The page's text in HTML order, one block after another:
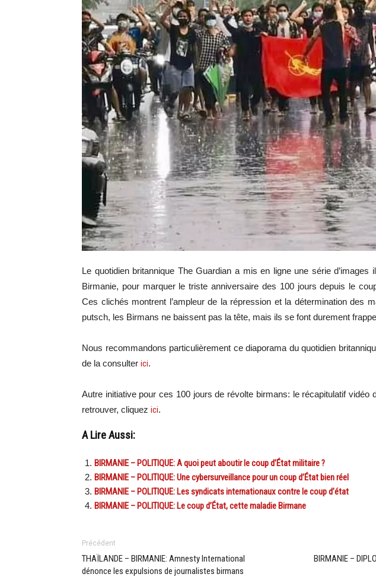
Le quotidien britannique The Guardian a mis en ligne une série
Birmanie, pour marquer le triste anniversaire des 100 jours depuis le
Ces clichés montrent l’ampleur de la répression et la détermination des
putsch, les Birmans ne baissent pas la tête, mais ils se font durement
Nous recommandons particulièrement ce diaporama du quotidien
de la consulter ici.
Autre initiative pour ces 100 jours de révolte birmans: le récapitulatif vidéo
retrouver, cliquez ici.
A Lire Aussi:
BIRMANIE – POLITIQUE: A quoi peut aboutir le coup d’État militaire ?
BIRMANIE – POLITIQUE: Une cybersurveillance pour un coup d’État bien réel
BIRMANIE – POLITIQUE: Les syndicats internationaux contre le coup d’état
BIRMANIE – POLITIQUE: Le coup d’État, cette maladie Birmane
Précédent
THAÏLANDE – BIRMANIE: Amnesty International
dénonce les expulsions de journalistes birmans
BIRMANIE –